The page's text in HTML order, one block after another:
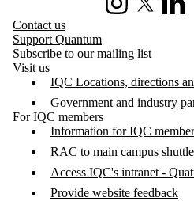
Instagram
X
Contact us
Support Quantum
Subscribe to our mailing list
Visit us
IQC Locations, directions
Government and industry
For IQC members
Information for IQC
RAC to main campus
Access IQC's intranet -
Provide website feedback